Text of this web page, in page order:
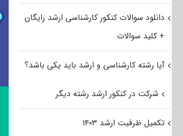
دانلود سوالات کنکور کارشناسی ارشد رایگان
+ کلید سوالات
آیا رشته کارشناسی و ارشد باید یکی باشد؟
شرکت در کنکور ارشد رشته دیگر
تکمیل ظرفیت ارشد ۱۴۰۳